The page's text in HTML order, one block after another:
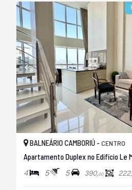
BALNEÁRIO CAMBORIÚ - CENTRO
Apartamento Duplex no Edifício Le
4 5 5 390,00 222,